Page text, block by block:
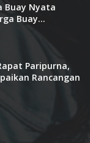
Buay Nyata
Buay...
Paripurna,
Rancangan